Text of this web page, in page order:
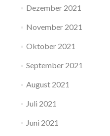
Dezember 2021
November 2021
Oktober 2021
September 2021
August 2021
Juli 2021
Juni 2021